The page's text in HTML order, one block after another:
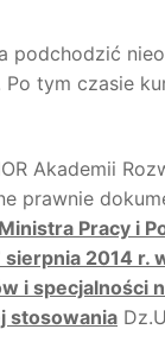
podchodzić
Po tym czasie
Akademii
prawnie
Pracy i
sierpnia 2014 r.
i specjalności
stosowania